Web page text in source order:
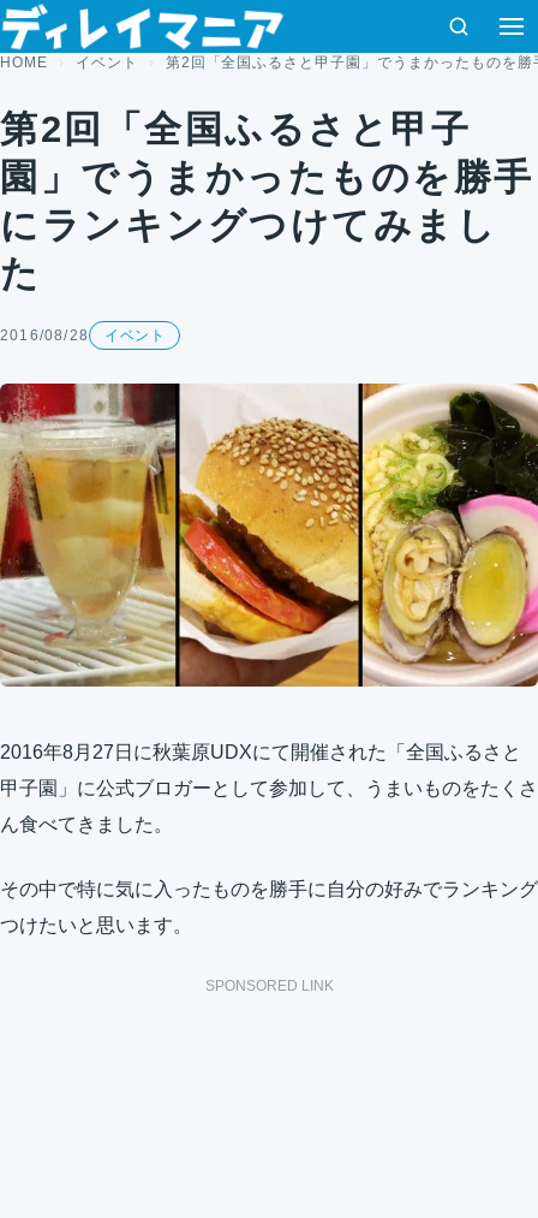
コンテンツへスキップ
検索
HOME イベント 第2回「全国ふるさと甲子園」でうまかったものを
第2回「全国ふるさと甲子
園」でうまかったものを勝手
にランキングつけてみまし
た
2016/08/28 イベント
2016年8月27日 に秋葉原UDXにて開催された「全国ふるさと
甲子園」に公式ブロガーとして参加して、うまいものをたくさ
ん食べてきました。
その中で特に気に入ったものを勝手に自分の好みでランキング
つけたいと思います。
SPONSORED LINK